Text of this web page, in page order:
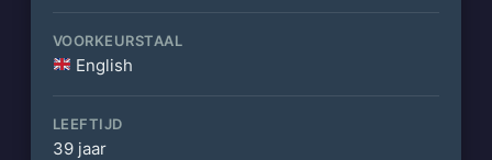
VOORKEURSTAAL
English
LEEFTIJD
39 jaar